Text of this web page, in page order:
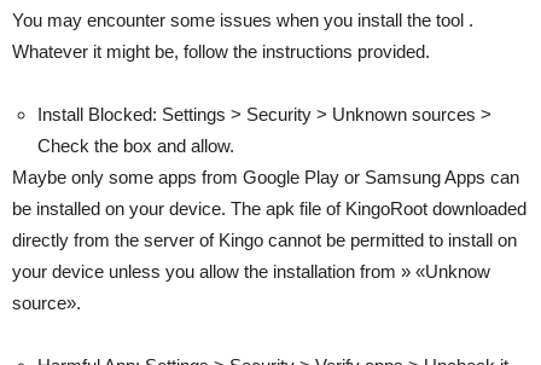
You may encounter some issues when you install the tool .
Whatever it might be, follow the instructions provided.
Install Blocked: Settings > Security > Unknown sources >
Check the box and allow.
Maybe only some apps from Google Play or Samsung Apps can
be installed on your device. The apk file of KingoRoot downloaded
directly from the server of Kingo cannot be permitted to install on
your device unless you allow the installation from » «Unknow
source».